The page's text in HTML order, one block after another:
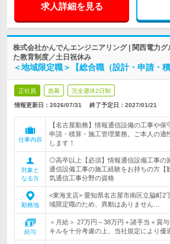
求人詳細を見る
株式会社かんでんエンジニアリング | 関西電力
た教育制度／土日祝休み
＜地域限定職＞【総合職（設計・申請・
正社員 急募 完全週休2日制
情報更新日：2026/07/31 終了予定日： 2027/01/21
仕事内容
【名古屋勤務】情報通信設備の工事や保
申請・積算・施工管理業務。ご本人の適
します！
対象と
なる方
◎高卒以上【必須】情報通信設備工事の
通信設備工事の施工経験をお持ちの方【
気通信工事分野の資格
勤務地
<東海支店> 愛知県名古屋市南区立脇町
域限定職のため、異動はありません…
給与
＜月給＞ 27万円～38万円＋諸手当＋賞
キルを十分考慮の上、当社規定により